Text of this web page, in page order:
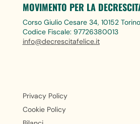
MOVIMENTO PER LA
Corso Giulio Cesare 34, 10152 Torino
Codice Fiscale: 97726380013
info@decrescitafelice.it
Privacy Policy
Cookie Policy